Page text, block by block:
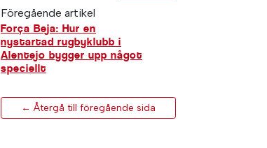
Föregående artikel
Força Beja: Hur en
nystartad rugbyklubb i
Alentejo bygger upp något
speciellt
← Återgå till föregående sida